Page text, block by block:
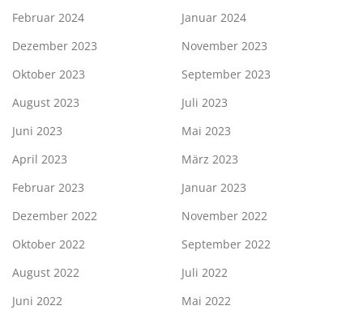
Februar 2024
Januar 2024
Dezember 2023
November 2023
Oktober 2023
September 2023
August 2023
Juli 2023
Juni 2023
Mai 2023
April 2023
März 2023
Februar 2023
Januar 2023
Dezember 2022
November 2022
Oktober 2022
September 2022
August 2022
Juli 2022
Juni 2022
Mai 2022